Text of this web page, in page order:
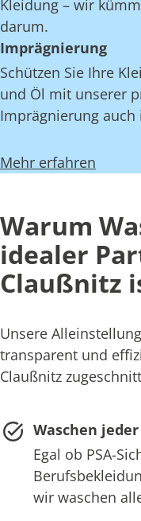
Kleidung – wir
darum.
Imprägnierung
Schützen Sie Ihre
und Öl mit unserer
Imprägnierung auch
Mehr erfahren
Warum
idealer
Claußnitz
Unsere
transparent und
Claußnitz
Waschen
Egal ob PSA-
wir waschen